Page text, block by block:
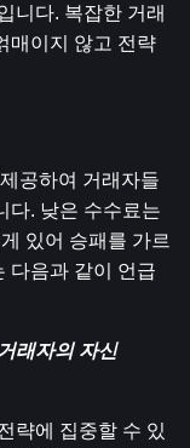
니다. 복잡한 거래
매이지 않고 전략
공하여 거래자들
다. 낮은 수수료는
있어 승패를 가르
다음과 같이 언급
래자의 자신
략에 집중할 수 있